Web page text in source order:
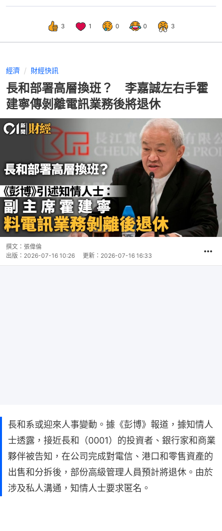
3 1 0 0 3
經濟 財經快訊
長和部署高層換班？ 李嘉誠左右手霍
建寧傳剝離電訊業務後將退休
撰文： 張偉倫
出版： 2026-07-16 10:26 更新： 2026-07-16 16:33
長和系或迎來人事變動。據《彭博》報道，據知情人
士透露，接近長和（0001）的投資者、銀行家和商業
夥伴被告知，在公司完成對電信、港口和零售資產的
出售和分拆後，部份高級管理人員預計將退休。由於
涉及私人溝通，知情人士要求匿名。